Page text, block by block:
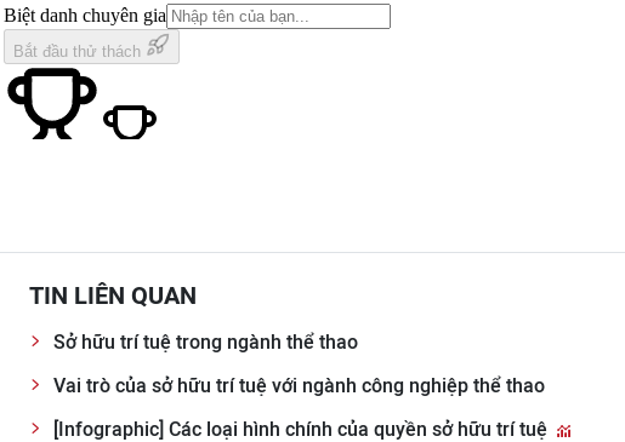
TIN LIÊN QUAN
Sở hữu trí tuệ trong ngành thể thao
Vai trò của sở hữu trí tuệ với ngành công nghiệp thể thao
[Infographic] Các loại hình chính của quyền sở hữu trí tuệ